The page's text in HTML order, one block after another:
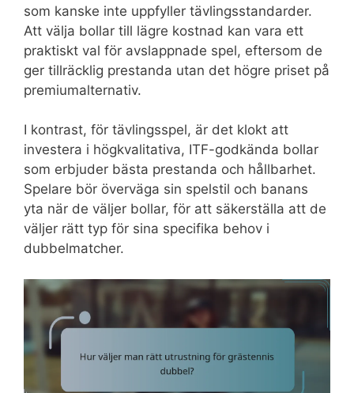
som kanske inte uppfyller tävlingsstandarder.
Att välja bollar till lägre kostnad kan vara ett
praktiskt val för avslappnade spel, eftersom de
ger tillräcklig prestanda utan det högre priset på
premiumalternativ.
I kontrast, för tävlingsspel, är det klokt att
investera i högkvalitativa, ITF-godkända bollar
som erbjuder bästa prestanda och hållbarhet.
Spelare bör överväga sin spelstil och banans
yta när de väljer bollar, för att säkerställa att de
väljer rätt typ för sina specifika behov i
dubbelmatcher.